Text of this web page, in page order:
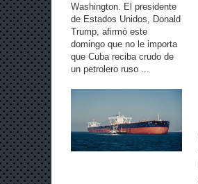
Washington. El presidente
de Estados Unidos, Donald
Trump, afirmó este
domingo que no le importa
que Cuba reciba crudo de
un petrolero ruso ...